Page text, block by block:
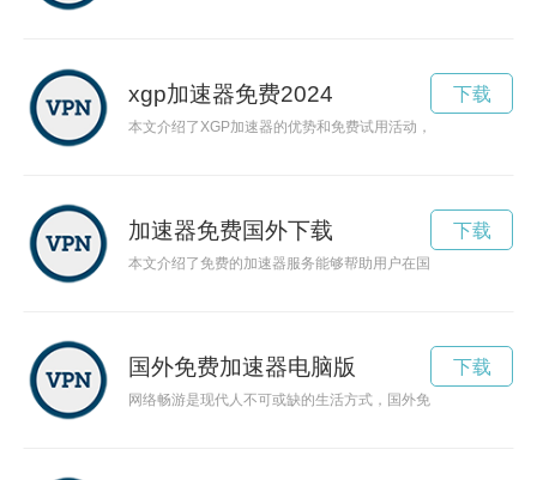
xgp加速器免费2024
本文介绍了XGP加速器的优势和免费试用活动，帮助用户在互
下载
加速器免费国外下载
本文介绍了免费的加速器服务能够帮助用户在国外畅享互联网
下载
国外免费加速器电脑版
网络畅游是现代人不可或缺的生活方式，国外免费加速器能帮
下载